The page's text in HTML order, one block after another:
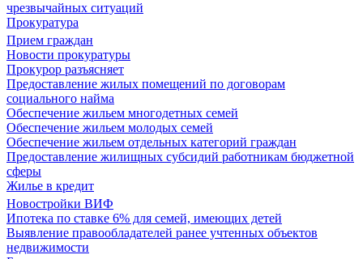
чрезвычайных ситуаций
Прокуратура
Прием граждан
Новости прокуратуры
Прокурор разъясняет
Предоставление жилых помещений по договорам
социального найма
Обеспечение жильем многодетных семей
Обеспечение жильем молодых семей
Обеспечение жильем отдельных категорий граждан
Предоставление жилищных субсидий работникам бюджетной
сферы
Жилье в кредит
Новостройки ВИФ
Ипотека по ставке 6% для семей, имеющих детей
Выявление правообладателей ранее учтенных объектов
недвижимости